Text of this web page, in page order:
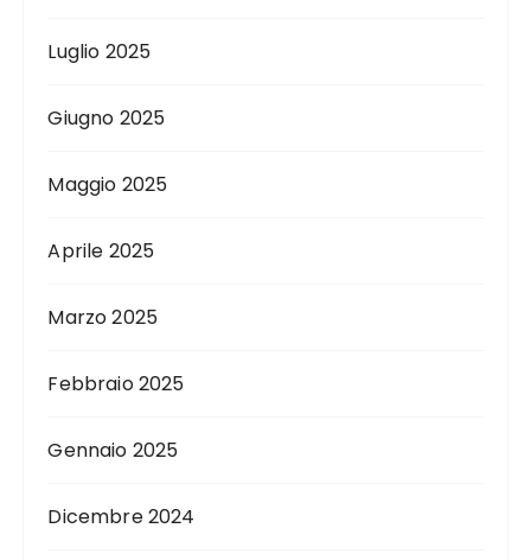
Luglio 2025
Giugno 2025
Maggio 2025
Aprile 2025
Marzo 2025
Febbraio 2025
Gennaio 2025
Dicembre 2024